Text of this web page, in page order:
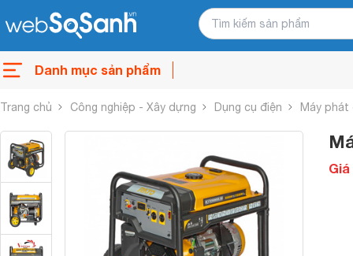
Danh mục sản phẩm
Trang chủ Công nghiệp - Xây dựng Dụng cụ điện Máy phát
Giá